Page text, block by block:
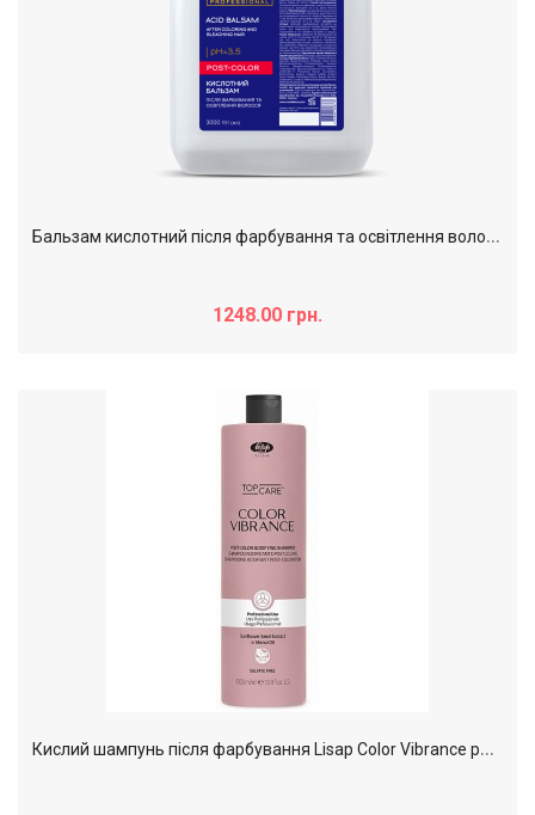
Б
альзам кислотний після фарбування та освітлення волосся MasterLUX Post color, 3000 мл
1248.00 грн.
К
ислий шампунь після фарбування Lisap Color Vibrance post-color shampoo, 1000 мл